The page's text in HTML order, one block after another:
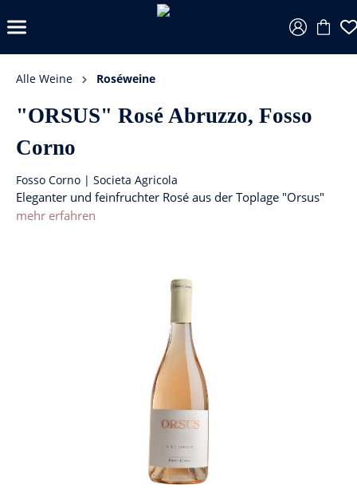
Alle Weine Roséweine
"ORSUS" Rosé Abruzzo, Fosso
Corno
Fosso Corno | Societa Agricola
Eleganter und feinfruchter Rosé aus der Toplage "Orsus"
mehr erfahren